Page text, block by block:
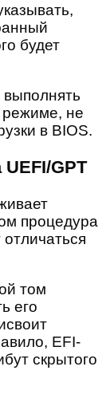
будет
режиме, не
в BIOS.
UEFI/GPT
процедура
отличаться
том
его
EFI-
скрытого